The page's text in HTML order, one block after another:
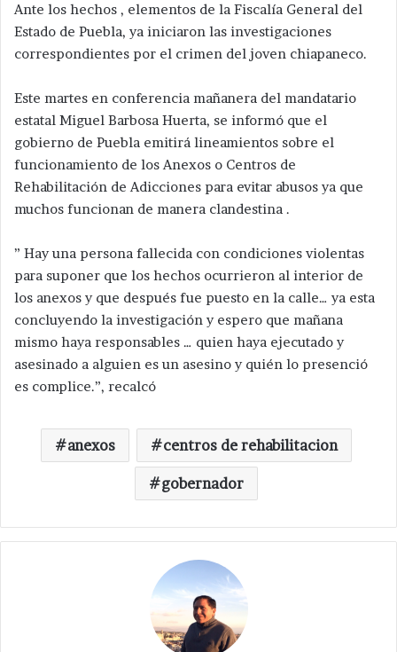
Ante los hechos , elementos de la Fiscalía General del
Estado de Puebla, ya iniciaron las investigaciones
correspondientes por el crimen del joven chiapaneco.
Este martes en conferencia mañanera del mandatario
estatal Miguel Barbosa Huerta, se informó que el
gobierno de Puebla emitirá lineamientos sobre el
funcionamiento de los Anexos o Centros de
Rehabilitación de Adicciones para evitar abusos ya que
muchos funcionan de manera clandestina .
” Hay una persona fallecida con condiciones violentas
para suponer que los hechos ocurrieron al interior de
los anexos y que después fue puesto en la calle… ya esta
concluyendo la investigación y espero que mañana
mismo haya responsables … quien haya ejecutado y
asesinado a alguien es un asesino y quién lo presenció
es complice.”, recalcó
anexos centros de rehabilitacion
gobernador